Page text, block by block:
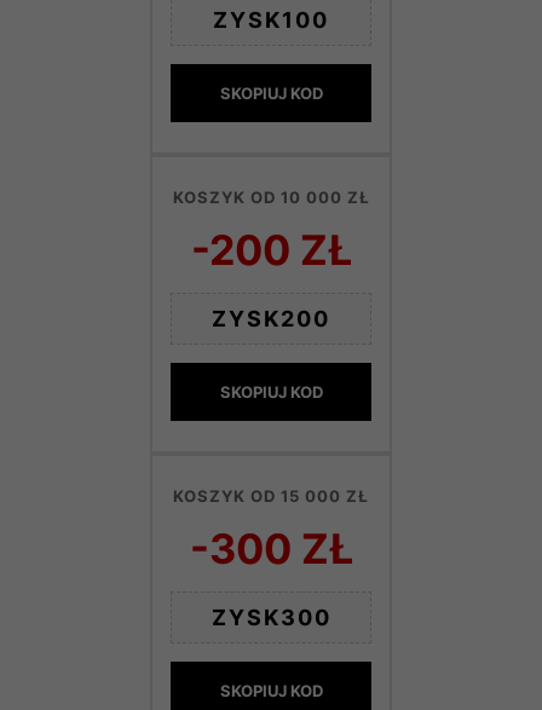
ZYSK100
SKOPIUJ KOD
KOSZYK OD 10 000 ZŁ
-200 ZŁ
ZYSK200
SKOPIUJ KOD
KOSZYK OD 15 000 ZŁ
-300 ZŁ
ZYSK300
SKOPIUJ KOD